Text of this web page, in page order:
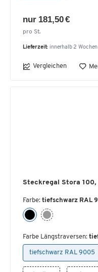
nur 181,50 €
pro St.
Lieferzeit: innerhalb 2 Wochen
Vergleichen
Steckregal Stora 100,
Farbe: tiefschwarz RAL
Farbe Längstraversen:
tiefschwarz RAL 9005